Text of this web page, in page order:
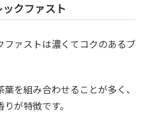
クファスト
ァストは濃くてコクのあるブ
を組み合わせることが多く、
が特徴です。